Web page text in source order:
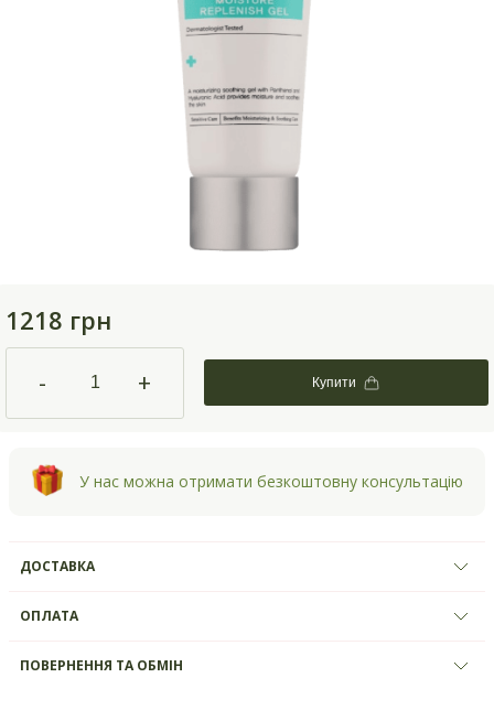
1218 грн
- + Купити
У нас можна отримати безкоштовну консультацію
ДОСТАВКА
ОПЛАТА
ПОВЕРНЕННЯ ТА ОБМІН